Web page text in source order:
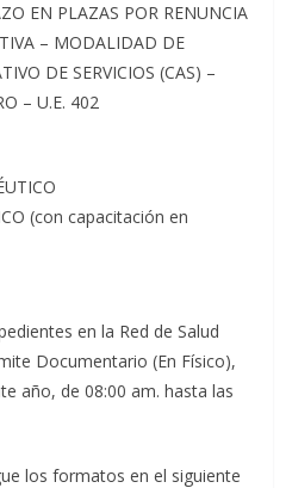
EN PLAZAS POR RENUNCIA
– MODALIDAD DE
DE SERVICIOS (CAS) –
– U.E. 402
(con capacitación en
en la Red de Salud
Documentario (En Físico),
año, de 08:00 am. hasta las
los formatos en el siguiente